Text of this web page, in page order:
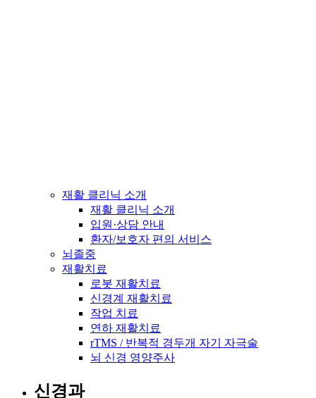
재활 클리닉 소개
재활 클리닉 소개
입원·상담 안내
환자/보호자 편의 서비스
뇌졸중
재활치료
로봇 재활치료
신경계 재활치료
작업 치료
연하 재활치료
rTMS / 반복적 경두개 자기 자극술
뇌 신경 영양주사
신경과